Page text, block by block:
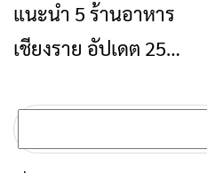
ร้านอาหารที่พัก
แนะนำ 5 ร้านอาหาร
เชียงราย อัปเดต 2566
ค้นหา
สำหรับ: